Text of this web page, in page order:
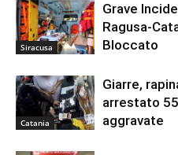
Siracusa
Grave
Ragusa-
Bloccato
Catania
Giarre,
arrestato
aggravate